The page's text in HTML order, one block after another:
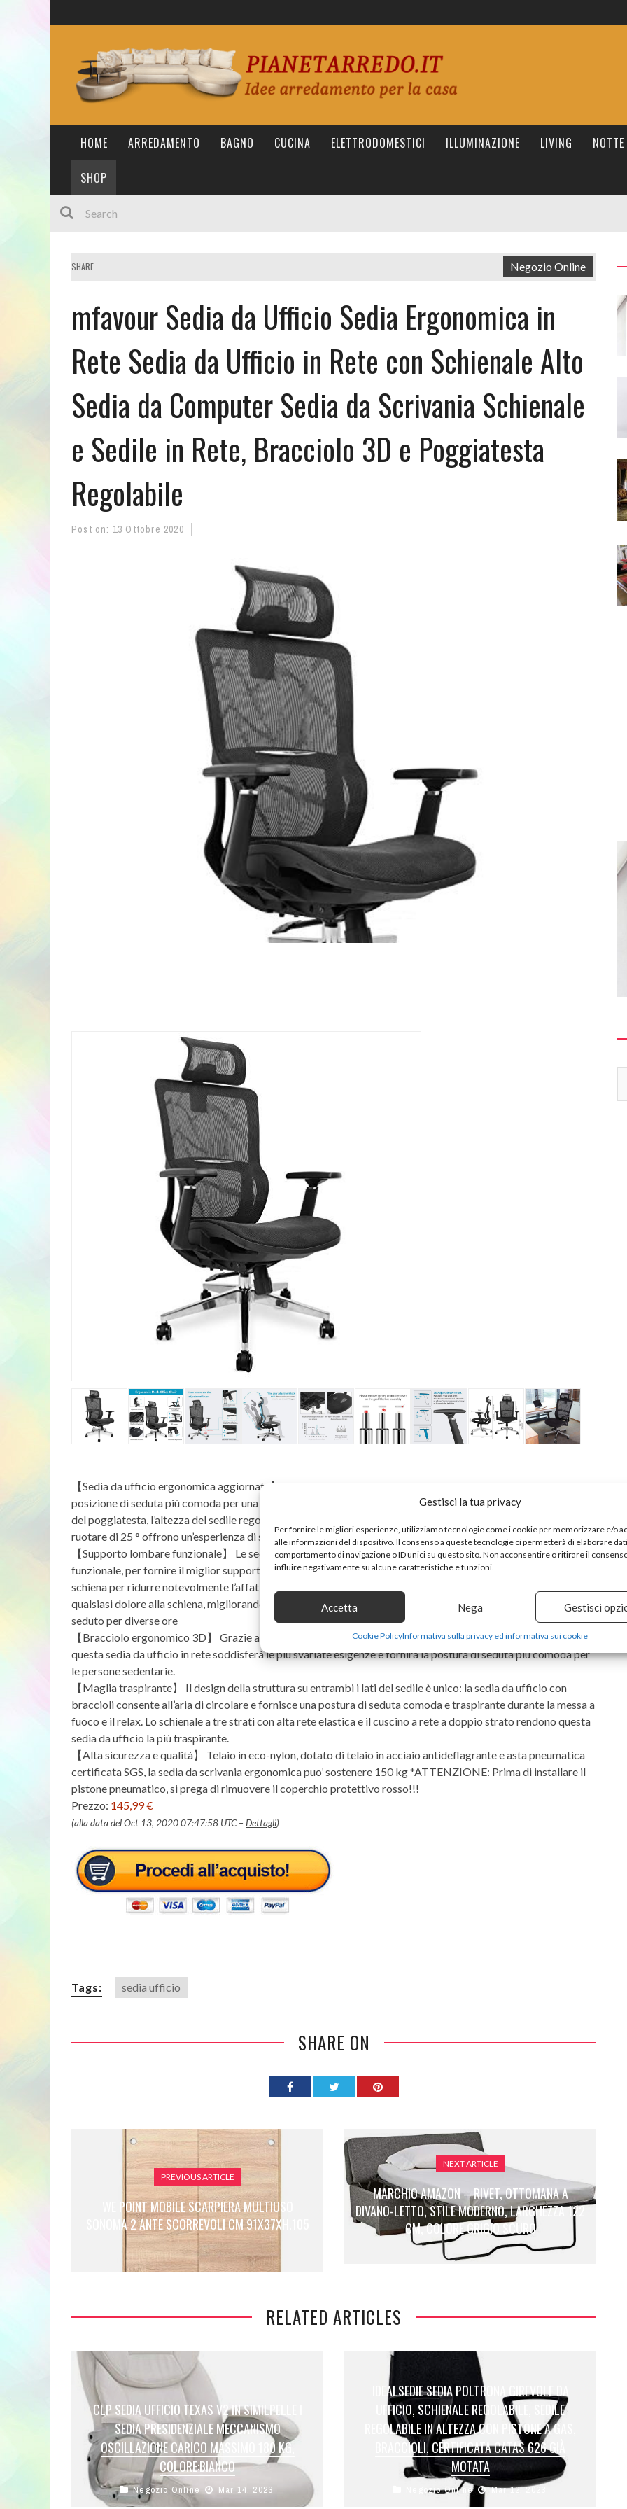
Gestisci la tua privacy
Per fornire le migliori esperienze, utilizziamo tecnologie come i cookie per memorizzare e/o
alle informazioni del dispositivo. Il consenso a queste tecnologie ci permetterà di elaborare
comportamento di navigazione o ID unici su questo sito. Non acconsentire o ritirare il
influire negativamente su alcune caratteristiche e funzioni.
Accetta Nega Gestisci
Cookie PolicyInformativa sulla privacy ed informativa sui cookie
HOME ARREDAMENTO BAGNO CUCINA ELETTRODOMESTICI ILLUMINAZIONE LIVING NOTTE
SHOP
SHARE Negozio Online
mfavour Sedia da Ufficio Sedia Ergonomica in
Rete Sedia da Ufficio in Rete con Schienale Alto
Sedia da Computer Sedia da Scrivania Schienale
e Sedile in Rete, Bracciolo 3D e Poggiatesta
Regolabile
Post on: 13 Ottobre 2020
【Sedia da ufficio ergonomica aggiornata】 5 capacità ergonomiche di regolazione per aiutarti a trovare la
posizione di seduta più comoda per una seduta a lungo termine. Il supporto lombare intelligente, la regolazione
del poggiatesta, l’altezza del sedile regolabile e la regolazione dell’inclinazione oltre al bracciolo 3D che può
ruotare di 25 ° offrono un’esperienza di seduta personalizzata.
【Supporto lombare funzionale】 Le sedie ergonomiche per ufficio hanno un eccellente supporto lombare
funzionale, per fornire il miglior supporto a tutti i tipi di persone. Può abbracciare sempre la parte bassa della
schiena per ridurre notevolmente l’affaticamento della colonna vertebrale mentre rilassa il tuo corpo e allevia
qualsiasi dolore alla schiena, migliorando anche la curvatura naturale della colonna vertebrale quando sei
seduto per diverse ore
【Bracciolo ergonomico 3D】 Grazie al design del bracciolo multifunzione 3D completamente regolabile,
questa sedia da ufficio in rete soddisferà le più svariate esigenze e fornirà la postura di seduta più comoda per
le persone sedentarie.
【Maglia traspirante】 Il design della struttura su entrambi i lati del sedile è unico: la sedia da ufficio con
braccioli consente all’aria di circolare e fornisce una postura di seduta comoda e traspirante durante la messa a
fuoco e il relax. Lo schienale a tre strati con alta rete elastica e il cuscino a rete a doppio strato rendono questa
sedia da ufficio la più traspirante.
【Alta sicurezza e qualità】 Telaio in eco-nylon, dotato di telaio in acciaio antideflagrante e asta pneumatica
certificata SGS, la sedia da scrivania ergonomica puo’ sostenere 150 kg *ATTENZIONE: Prima di installare il
pistone pneumatico, si prega di rimuovere il coperchio protettivo rosso!!!
Prezzo: 145,99 €
(alla data del Oct 13, 2020 07:47:58 UTC – Dettagli)
Tags: sedia ufficio
SHARE ON
PREVIOUS ARTICLE
WE POINT MOBILE SCARPIERA MULTIUSO
SONOMA 2 ANTE SCORREVOLI CM 91X37XH.105
NEXT ARTICLE
MARCHIO AMAZON – RIVET, OTTOMANA A
DIVANO-LETTO, STILE MODERNO, LARGHEZZA 122
CM, COLORE GRIGIO SCURO
RELATED ARTICLES
CLP SEDIA UFFICIO TEXAS V2 IN SIMILPELLE I
SEDIA PRESIDENZIALE MECCANISMO
OSCILLAZIONE CARICO MASSIMO 180 KG,
COLORE:BIANCO
La sedia da ufficio Texas V2 è la versione
Negozio Online Mar 14, 2023
IDEALSEDIE SEDIA POLTRONA GIREVOLE DA
UFFICIO, SCHIENALE REGOLABILE, SEDILE
REGOLABILE IN ALTEZZA CON PISTONE A GAS,
BRACCIOLI, CERTIFICATA CATAS 626 GIÀ
MOTATA
Prezzo: (alla data del – Dettagli)
Negozio Online Mar 12, 2023